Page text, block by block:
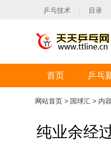
乒乓技术 目录
首页 乒乓
网站首页 > 国球汇 > 内容
纯业余经